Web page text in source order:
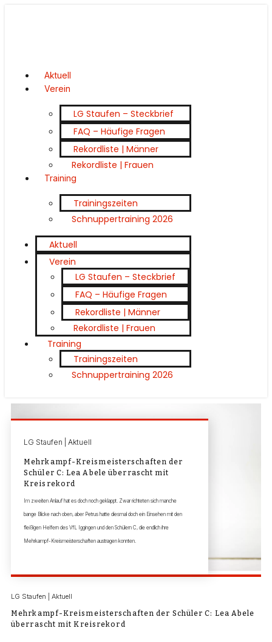
Aktuell
Verein
LG Staufen – Steckbrief
FAQ – Häufige Fragen
Rekordliste | Männer
Rekordliste | Frauen
Training
Trainingszeiten
Schnuppertraining 2026
Aktuell
Verein
LG Staufen – Steckbrief
FAQ – Häufige Fragen
Rekordliste | Männer
Rekordliste | Frauen
Training
Trainingszeiten
Schnuppertraining 2026
LG Staufen | Aktuell
Mehrkampf-Kreismeisterschaften der
Schüler C: Lea Abele überrascht mit
Kreisrekord
Im zweiten Anlauf hat es doch noch geklappt. Zwar richteten sich manche
bange Blicke nach oben, aber Petrus hatte diesmal doch ein Einsehen mit den
fleißigen Helfern des VfL Iggingen und den Schülern C, die endlich ihre
Mehrkampf-Kreismeisterschaften austragen konnten.
LG Staufen | Aktuell
Mehrkampf-Kreismeisterschaften der Schüler C: Lea Abele
überrascht mit Kreisrekord